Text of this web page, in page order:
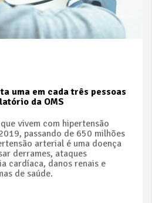
uma em cada três pessoas
da OMS
vivem com hipertensão
passando de 650 milhões
arterial é uma doença
derrames, ataques
cardíaca, danos renais e
de saúde.